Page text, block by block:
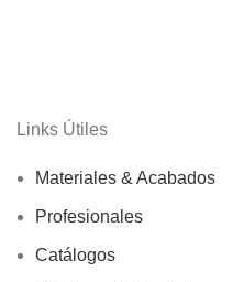
Links Útiles
Materiales & Acabados
Profesionales
Catálogos